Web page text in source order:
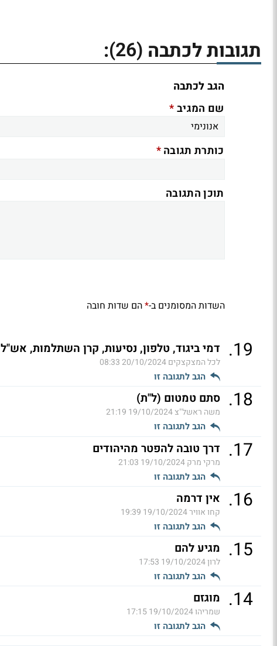
תגובות לכתבה (26)
:
הגב לכתבה
שם המגיב*
כותרת תגובה*
תוכן התגובה
השדות המסומנים ב-*הם שדות חובה
19
. דמי ביגוד, טלפון, נסיעות, קרן השתלמות, אש"ל
לכל המצקצקים20/10/2024 08:33
הגב לתגובה זו
18
. סתם טמטום (ל"ת)
משה ראשל"צ19/10/2024 21:19
הגב לתגובה זו
17
. דרך טובה להפטר מהיהודים
מרקי מרק19/10/2024 21:03
הגב לתגובה זו
16
. אין דרמה
קחו אוויר19/10/2024 19:39
הגב לתגובה זו
15
. מגיע להם
לרון19/10/2024 17:53
הגב לתגובה זו
14
. מוגזם
שמריהו19/10/2024 17:15
הגב לתגובה זו